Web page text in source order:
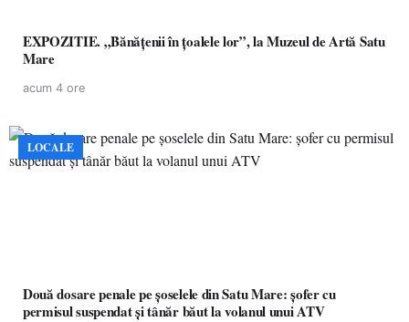
EXPOZITIE. „Bănățenii în țoalele lor”, la Muzeul de Artă Satu
Mare
acum 4 ore
LOCALE
Două dosare penale pe șoselele din Satu Mare: șofer cu
permisul suspendat și tânăr băut la volanul unui ATV